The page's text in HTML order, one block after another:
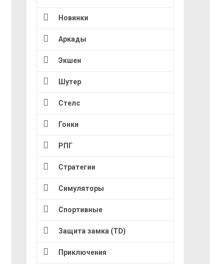
Новинки
Аркады
Экшен
Шутер
Стелс
Гонки
РПГ
Стратегии
Симуляторы
Спортивные
Защита замка (TD)
Приключения